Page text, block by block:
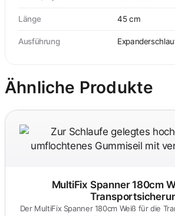
Länge 45 cm
Ausführung
Ähnliche Produkte
MultiFix Spanner 180cm
Der MultiFix Spanner 180cm Weiß für die